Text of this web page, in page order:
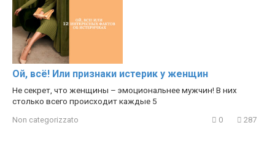
Ой, всё! Или признаки истерик у женщин
Не секрет, что женщины – эмоциональнее мужчин! В них
столько всего происходит каждые 5
Non categorizzato 0 287